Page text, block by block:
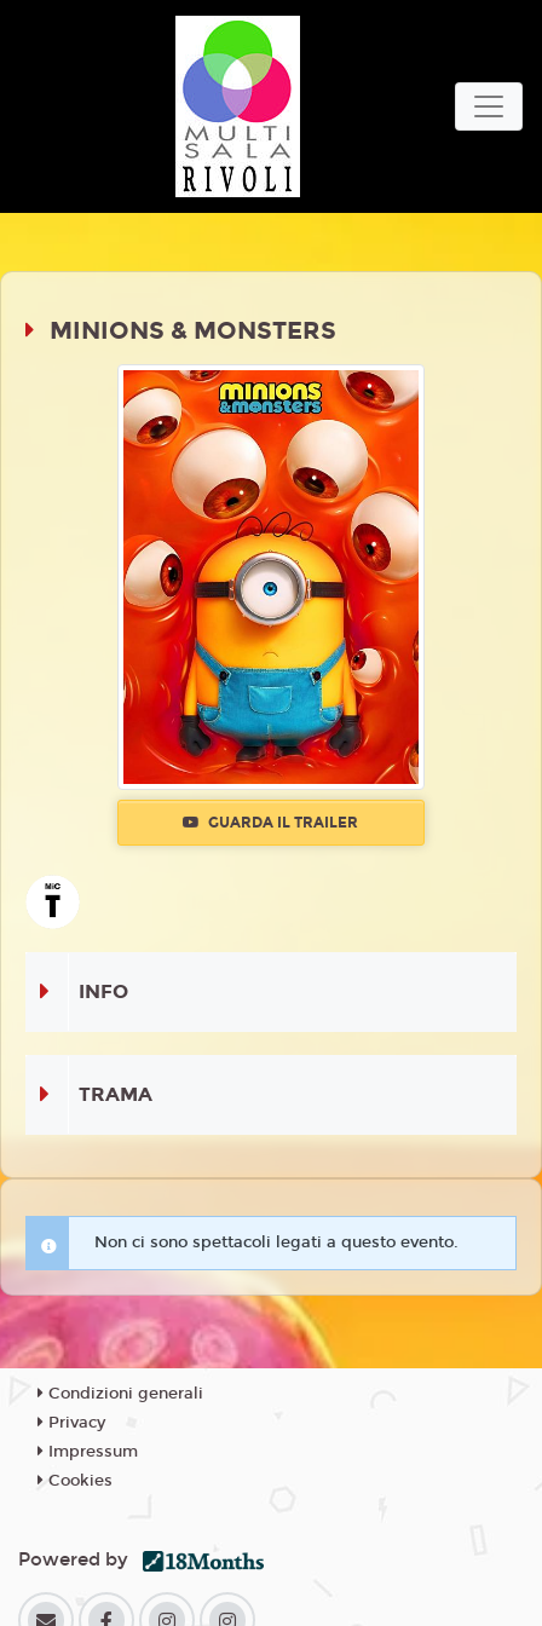
MINIONS & MONSTERS
GUARDA IL TRAILER
INFO
TRAMA
Non ci sono spettacoli legati a questo evento.
Condizioni generali
Privacy
Impressum
Cookies
Powered by